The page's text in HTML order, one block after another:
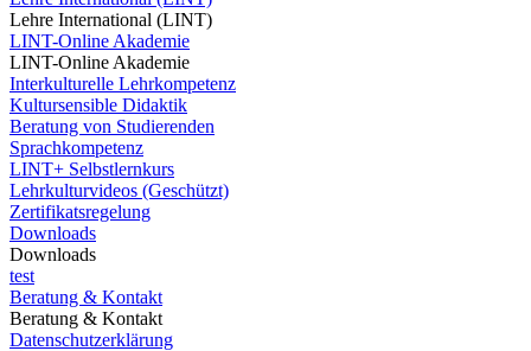
Lehre International (LINT)
LINT-Online Akademie
LINT-Online Akademie
Interkulturelle Lehrkompetenz
Kultursensible Didaktik
Beratung von Studierenden
Sprachkompetenz
LINT+ Selbstlernkurs
Lehrkulturvideos (Geschützt)
Zertifikatsregelung
Downloads
Downloads
test
Beratung & Kontakt
Beratung & Kontakt
Datenschutzerklärung